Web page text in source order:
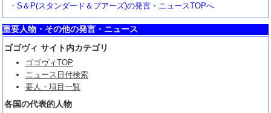
・S＆P(スタンダード＆プアーズ)の発言・ニュースTOPへ
重要人物・その他の発言・ニュース
ゴゴヴィ サイト内カテゴリ
ゴゴヴィTOP
ニュース日付検索
要人・項目一覧
各国の代表的人物